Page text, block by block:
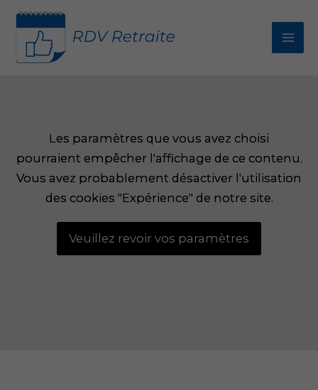
Aller
contenu
Les paramètres que vous avez choisi
pourraient empêcher l'affichage de ce contenu.
Vous avez probablement désactiver l'utilisation
des cookies "Expérience" de notre site.
Veuillez revoir vos paramètres
Les paramètres que vous avez choisi
pourraient empêcher l'affichage de ce contenu.
Vous avez probablement désactiver l'utilisation
des cookies "Expérience" de notre site.
Veuillez revoir vos paramètres